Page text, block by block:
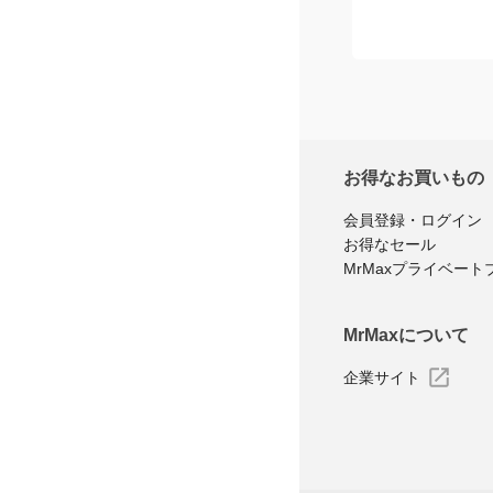
お得なお買いもの
会員登録・ログイン
お得なセール
MrMaxプライベート
MrMaxについて
企業サイト